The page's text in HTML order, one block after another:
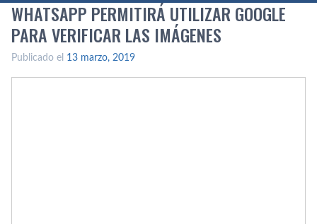
WHATSAPP PERMITIRÁ UTILIZAR GOOGLE
PARA VERIFICAR LAS IMÁGENES
Publicado el 13 marzo, 2019